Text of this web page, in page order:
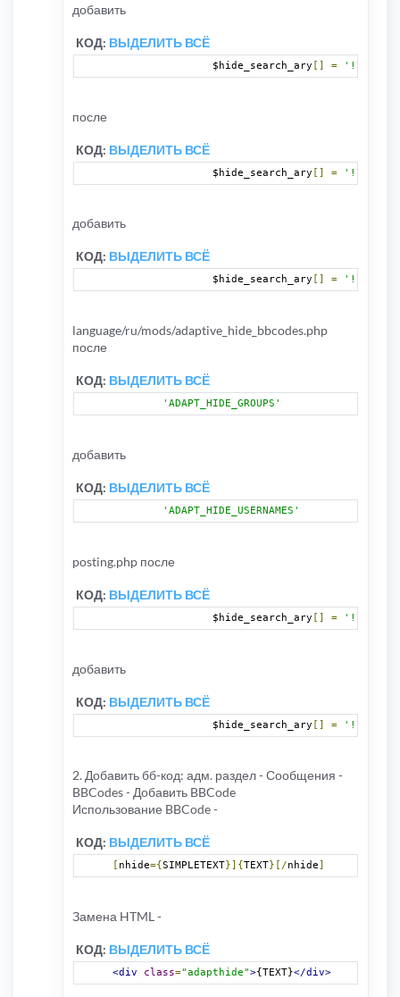
добавить
КОД: ВЫДЕЛИТЬ ВСЁ
		$hide_search_ary
[] =
после
КОД: ВЫДЕЛИТЬ ВСЁ
		$hide_search_ary
[] =
добавить
КОД: ВЫДЕЛИТЬ ВСЁ
		$hide_search_ary
=
language/ru/mods/adaptive_hide_bbcodes.php
после
КОД: ВЫДЕЛИТЬ ВСЁ
'ADAPT_HIDE_GROUPS'
добавить
КОД: ВЫДЕЛИТЬ ВСЁ
'ADAPT_HIDE_USERNAMES'
posting.php после
КОД: ВЫДЕЛИТЬ ВСЁ
		$hide_search_ary
[] =
добавить
КОД: ВЫДЕЛИТЬ ВСЁ
		$hide_search_ary
[] =
2. Добавить бб-код: адм. раздел - Сообщения -
BBCodes - Добавить BBCode
Использование BBCode -
КОД: ВЫДЕЛИТЬ ВСЁ
nhide={ SIMPLETEXT}]{ TEXT}[/nhide
Замена HTML -
КОД: ВЫДЕЛИТЬ ВСЁ
<div class="adapthide">{TEXT}</div>